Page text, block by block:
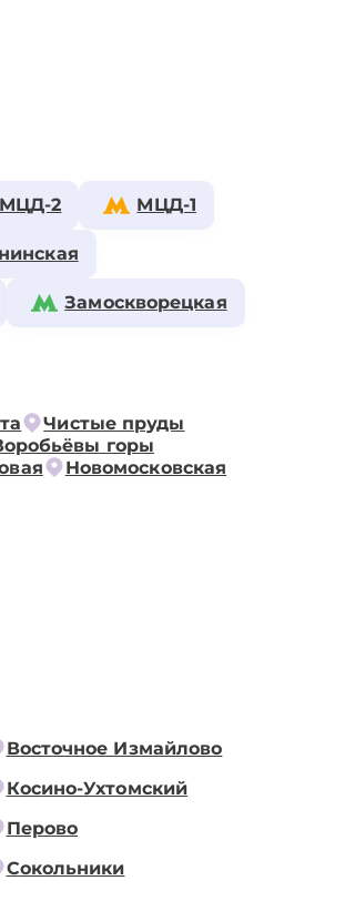
МЦД-2 МЦД-1
Замоскворецкая
Чистые пруды
горы
Новомосковская
Восточное Измайлово
Косино-Ухтомский
Перово
Сокольники